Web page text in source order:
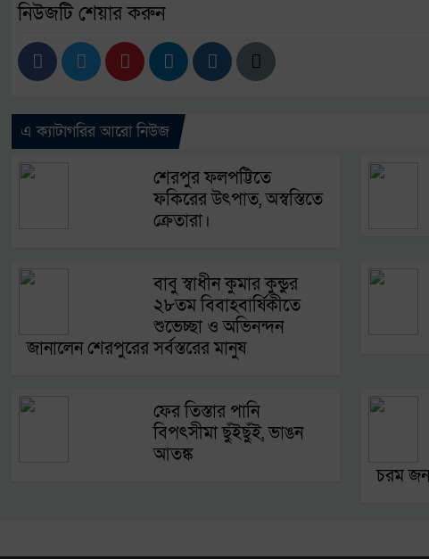
নিউজটি শেয়ার করুন
এ ক্যাটাগরির আরো নিউজ
শেরপুর ফলপট্টিতে
ফকিরের উৎপাত, অস্বস্তিতে
ক্রেতারা।
বাবু স্বাধীন কুমার কুন্ডুর
২৮তম বিবাহবার্ষিকীতে
শুভেচ্ছা ও অভিনন্দন
জানালেন শেরপুরের সর্বস্তরের মানুষ
ফের তিস্তার পানি
বিপৎসীমা ছুঁইছুঁই, ভাঙন
আতঙ্ক
চরম